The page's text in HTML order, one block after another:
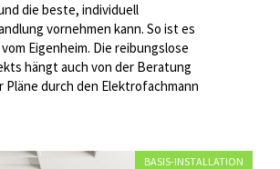
die beste, individuell
vornehmen kann. So ist es
Eigenheim. Die reibungslose
hängt auch von der Beratung
Pläne durch den Elektrofachmann
BASIS-INSTALLATION